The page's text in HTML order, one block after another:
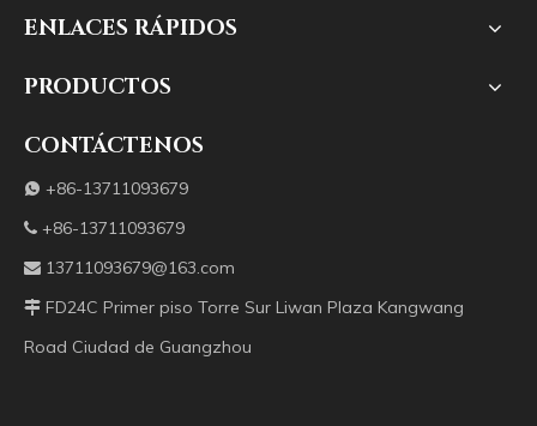
ENLACES RÁPIDOS
PRODUCTOS
CONTÁCTENOS
 +86-13711093679
 +86-13711093679
 13711093679@163.com
 FD24C Primer piso Torre Sur Liwan Plaza Kangwang
Road Ciudad de Guangzhou